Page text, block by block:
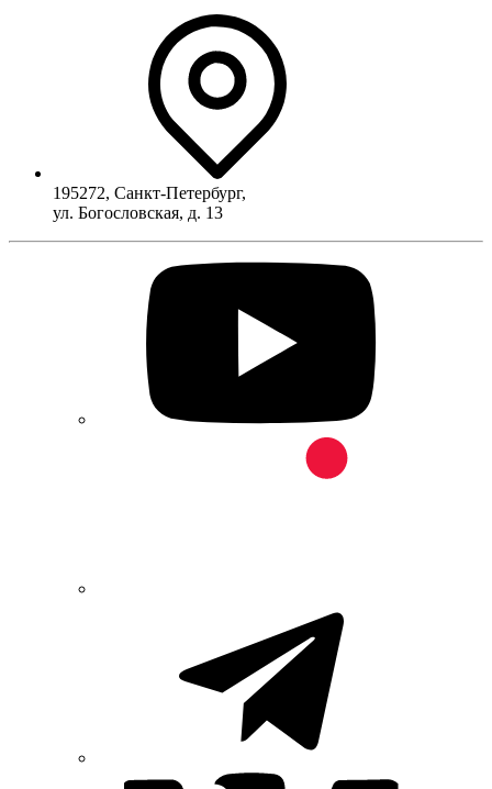
195272, Санкт-Петербург,
ул. Богословская, д. 13